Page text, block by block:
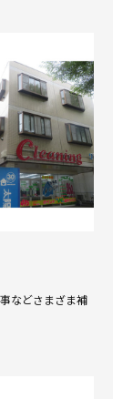
などさまざま補